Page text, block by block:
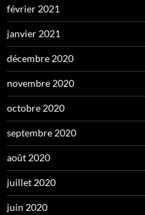
février 2021
janvier 2021
décembre 2020
novembre 2020
octobre 2020
septembre 2020
août 2020
juillet 2020
juin 2020